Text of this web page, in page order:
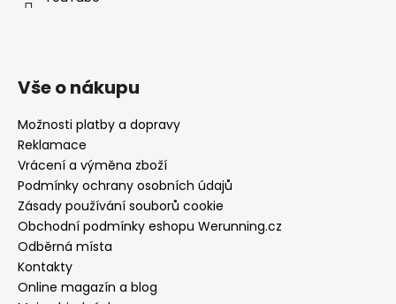
Vše o nákupu
Možnosti platby a dopravy
Reklamace
Vrácení a výměna zboží
Podmínky ochrany osobních údajů
Zásady používání souborů cookie
Obchodní podmínky eshopu Werunning.cz
Odběrná místa
Kontakty
Online magazín a blog